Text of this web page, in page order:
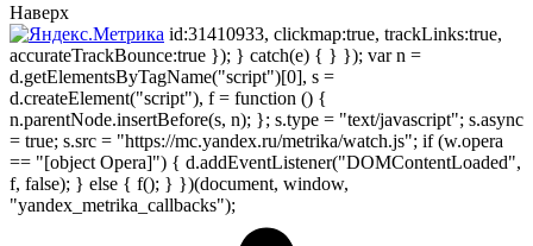
Наверх
id:31410933, clickmap:true, trackLinks:true,
accurateTrackBounce:true }); } catch(e) { } }); var n =
d.getElementsByTagName("script")[0], s =
d.createElement("script"), f = function () {
n.parentNode.insertBefore(s, n); }; s.type = "text/javascript"; s.async
= true; s.src = "https://mc.yandex.ru/metrika/watch.js"; if (w.opera
== "[object Opera]") { d.addEventListener("DOMContentLoaded",
f, false); } else { f(); } })(document, window,
"yandex_metrika_callbacks");